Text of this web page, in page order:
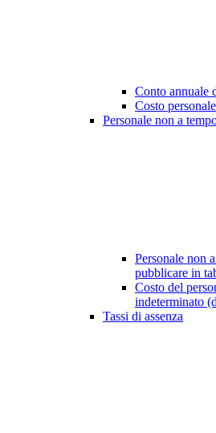
Conto annuale
Costo
Personale non a
Personale non
pubblicare in
Costo del
indeterminato
Tassi di assenza